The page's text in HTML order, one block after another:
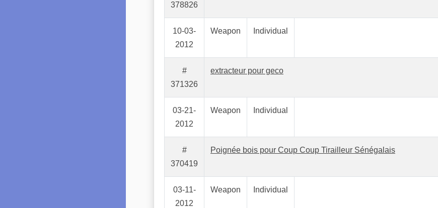
378826
10-03-
2012
Weapon Individual
#
371326
extracteur pour geco
03-21-
2012
Weapon Individual
#
370419
Poignée bois pour Coup Coup Tirailleur Sénégalais
03-11-
2012
Weapon Individual